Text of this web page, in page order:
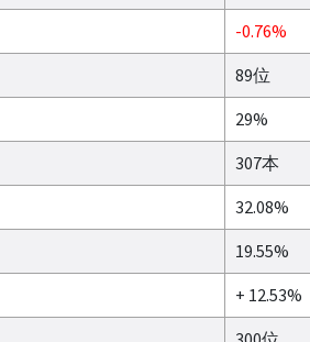
-0.76%
89位
29%
307本
32.08%
19.55%
+ 12.53%